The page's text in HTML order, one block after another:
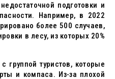
подготовки и
Например, в 2022
более 500 случаев,
в лесу, из которых 20%
группой туристов, которые
и компаса. Из-за плохой